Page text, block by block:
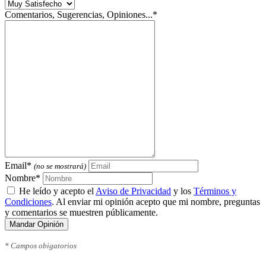
Comentarios, Sugerencias, Opiniones...*
Email* (no se mostrará)
Nombre*
He leído y acepto el Aviso de Privacidad y los Términos y
Condiciones. Al enviar mi opinión acepto que mi nombre, preguntas
y comentarios se muestren públicamente.
Mandar Opinión
* Campos obigatorios